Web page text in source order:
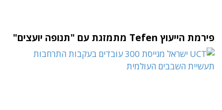
פירמת הייעוץ Tefen מתמזגת עם "תנופה יועצים"